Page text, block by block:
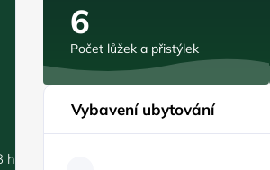
6
Počet lůžek a přistýlek
Vybavení ubytování